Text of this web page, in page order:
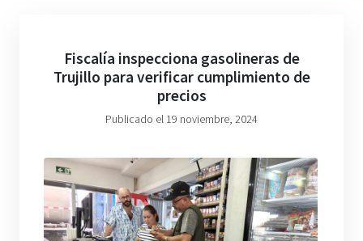
Fiscalía inspecciona gasolineras de
Trujillo para verificar cumplimiento de
precios
Publicado el 19 noviembre, 2024